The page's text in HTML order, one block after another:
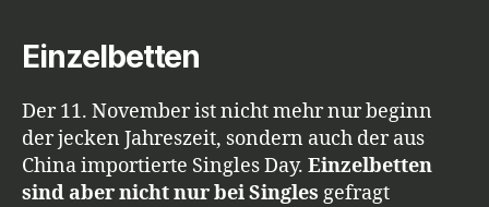
Einzelbetten
Der 11. November ist nicht mehr nur beginn
der jecken Jahreszeit, sondern auch der aus
China importierte Singles Day. Einzelbetten
sind aber nicht nur bei Singles gefragt